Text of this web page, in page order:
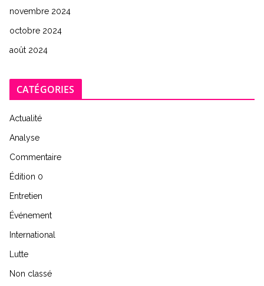
novembre 2024
octobre 2024
août 2024
CATÉGORIES
Actualité
Analyse
Commentaire
Édition 0
Entretien
Événement
International
Lutte
Non classé